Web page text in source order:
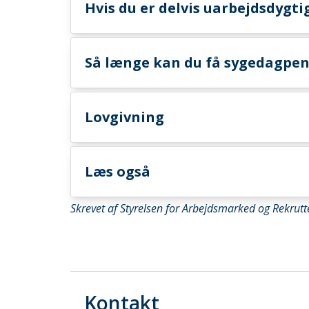
Hvis du er delvis
Så længe kan du få
Lovgivning
Læs også
Skrevet af Styrelsen for Arbejdsmarked og
Kontakt